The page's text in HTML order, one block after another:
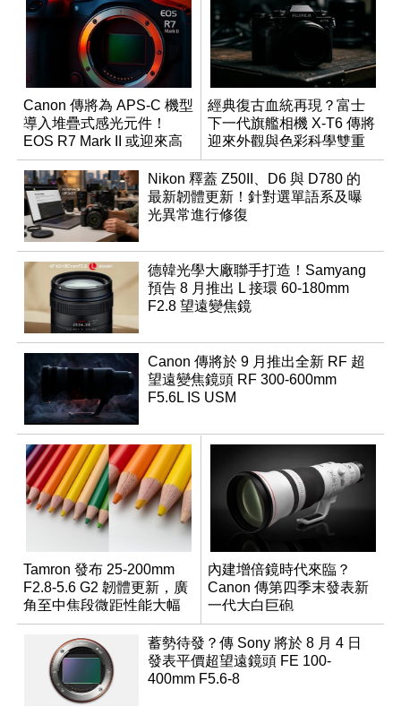
Canon 傳將為 APS-C 機型
導入堆疊式感光元件！
EOS R7 Mark II 或迎來高
速讀出升級
經典復古血統再現？富士
下一代旗艦相機 X-T6 傳將
迎來外觀與色彩科學雙重
優化
Nikon 釋蓋 Z50II、D6 與 D780 的
最新韌體更新！針對選單語系及曝
光異常進行修復
德韓光學大廠聯手打造！Samyang
預告 8 月推出 L 接環 60-180mm
F2.8 望遠變焦鏡
Canon 傳將於 9 月推出全新 RF 超
望遠變焦鏡頭 RF 300-600mm
F5.6L IS USM
Tamron 發布 25-200mm
F2.8-5.6 G2 韌體更新，廣
角至中焦段微距性能大幅
升級
內建增倍鏡時代來臨？
Canon 傳第四季末發表新
一代大白巨砲
蓄勢待發？傳 Sony 將於 8 月 4 日
發表平價超望遠鏡頭 FE 100-
400mm F5.6-8